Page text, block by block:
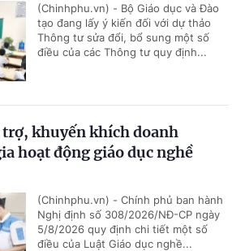
(Chinhphu.vn) - Bộ Giáo dục và Đào
tạo đang lấy ý kiến đối với dự thảo
Thông tư sửa đổi, bổ sung một số
điều của các Thông tư quy định...
trợ, khuyến khích doanh
hoạt động giáo dục nghề
(Chinhphu.vn) - Chính phủ ban hành
Nghị định số 308/2026/NĐ-CP ngày
5/8/2026 quy định chi tiết một số
điều của Luật Giáo dục nghề...